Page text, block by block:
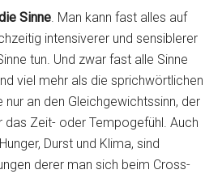
Sinne. Man kann fast alles auf
intensiverer und sensiblerer
tun. Und zwar fast alle Sinne
viel mehr als die sprichwörtlichen
nur an den Gleichgewichtssinn, der
das Zeit- oder Tempogefühl. Auch
Durst und Klima, sind
derer man sich beim Cross-